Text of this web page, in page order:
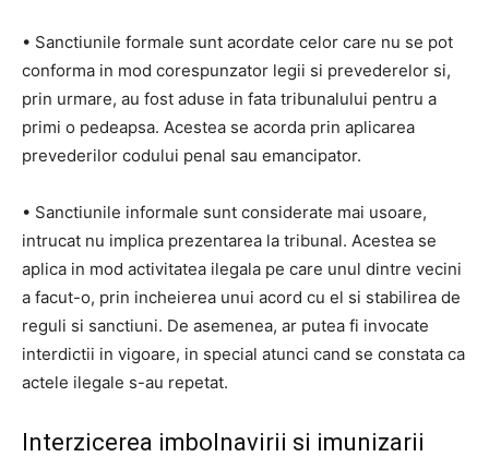
• Sanctiunile formale sunt acordate celor care nu se pot
conforma in mod corespunzator legii si prevederelor si,
prin urmare, au fost aduse in fata tribunalului pentru a
primi o pedeapsa. Acestea se acorda prin aplicarea
prevederilor codului penal sau emancipator.
• Sanctiunile informale sunt considerate mai usoare,
intrucat nu implica prezentarea la tribunal. Acestea se
aplica in mod activitatea ilegala pe care unul dintre vecini
a facut-o, prin incheierea unui acord cu el si stabilirea de
reguli si sanctiuni. De asemenea, ar putea fi invocate
interdictii in vigoare, in special atunci cand se constata ca
actele ilegale s-au repetat.
Interzicerea imbolnavirii si imunizarii